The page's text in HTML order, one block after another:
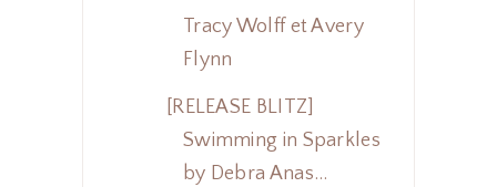
Tracy Wolff et Avery
Flynn
[RELEASE BLITZ]
Swimming in Sparkles
by Debra Anas...